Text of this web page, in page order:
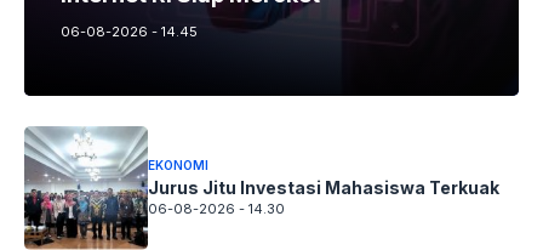
06-08-2026 - 14.45
EKONOMI
Jurus Jitu Investasi Mahasiswa Terkuak
06-08-2026 - 14.30